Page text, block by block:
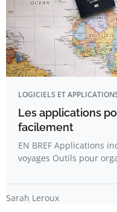
LOGICIELS ET
Les applications
facilement
EN BREF Applications
voyages Outils pour
Sarah Leroux